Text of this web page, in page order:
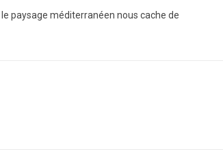
paysage méditerranéen nous cache de